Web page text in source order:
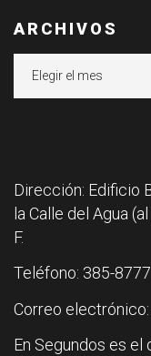
ARCHIVOS
Dirección: Edificio
la Calle del Agua
F.
Teléfono: 385-
Correo
En Segundos es